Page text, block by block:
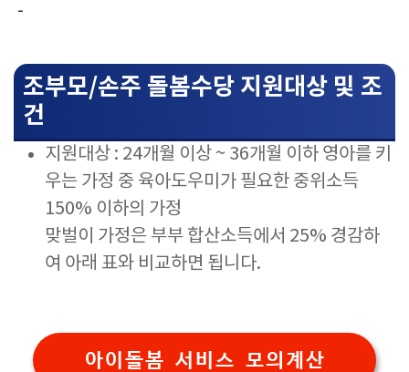
-
조부모/손주 돌봄수당 지원대상 및 조
건
지원대상 : 24개월 이상 ~ 36개월 이하 영아를 키
우는 가정 중 육아도우미가 필요한 중위소득
150% 이하의 가정
맞벌이 가정은 부부 합산소득에서 25% 경감하
여 아래 표와 비교하면 됩니다.
아이돌봄 서비스 모의계산